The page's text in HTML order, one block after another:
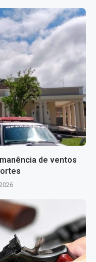
de ventos